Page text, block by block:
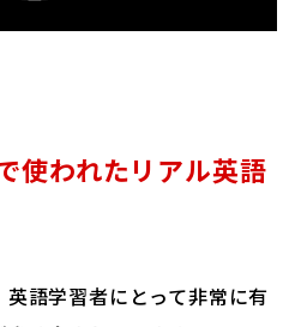
使われたリアル英語
語学習者にとって非常に有